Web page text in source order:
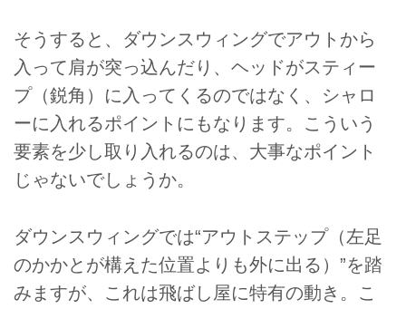
そうすると、ダウンスウィングでアウトから
入って肩が突っ込んだり、ヘッドがスティー
プ（鋭角）に入ってくるのではなく、シャロ
ーに入れるポイントにもなります。こういう
要素を少し取り入れるのは、大事なポイント
じゃないでしょうか。
ダウンスウィングでは“アウトステップ（左足
のかかとが構えた位置よりも外に出る）”を踏
みますが、これは飛ばし屋に特有の動き。こ